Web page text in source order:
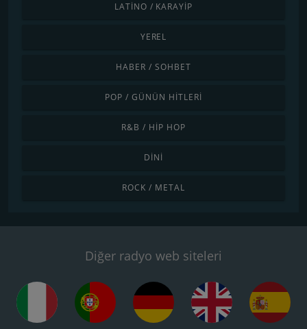
LATINO / KARAYIP
YEREL
HABER / SOHBET
POP / GÜNÜN HITLERI
R&B / HIP HOP
DINI
ROCK / METAL
Diğer radyo web siteleri